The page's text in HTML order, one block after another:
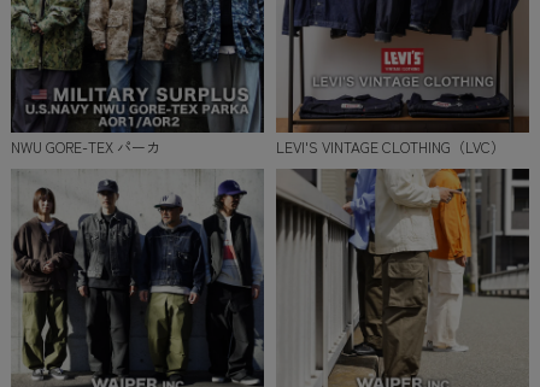
NWU GORE-TEX パーカ LEVI'S VINTAGE CLOTHING（LVC）